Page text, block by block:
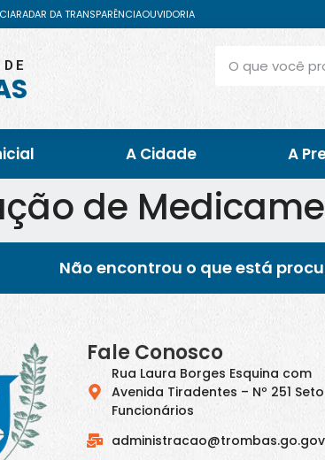
RADAR DA TRANSPARÊNCIAOUVIDORIA
A Cidade A
de
Não encontrou o que está
Fale Conosco
Rua Laura Borges Esquina com
Avenida Tiradentes – Nº 251
Funcionários